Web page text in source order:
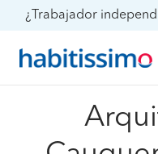
¿Trabajador